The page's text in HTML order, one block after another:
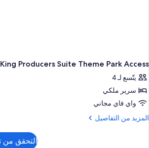
King Producers Suite Theme Park Access
يتّسع لـ 4
سرير ملكي
واي فاي مجاني
المزيد من التفاصيل
المزيد
التحقق من